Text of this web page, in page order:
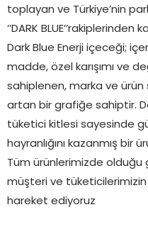
toplayan ve Türkiye’nin
‘’DARK
Dark Blue Enerji içeceği;
madde, özel karışımı ve
sahiplenen, marka ve
artan bir grafiğe sahiptir.
tüketici kitlesi sayesinde
hayranlığını kazanmış bir
Tüm ürünlerimizde
müşteri ve tüketicilerimizin
hareket ediyoruz